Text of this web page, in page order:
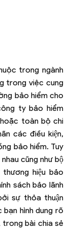
trong ngành
trong việc cung
bảo hiểm cho
ty bảo hiểm
toàn bộ chi
các điều kiện,
bảo hiểm. Tuy
cũng như bộ
hiệu bảo
sách bảo lãnh
sự thỏa thuận
hình dung rõ
trong bài chia sẻ